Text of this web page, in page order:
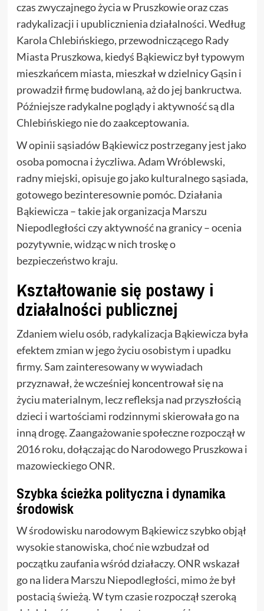
czas zwyczajnego życia w Pruszkowie oraz czas
radykalizacji i upublicznienia działalności. Według
Karola Chlebińskiego, przewodniczącego Rady
Miasta Pruszkowa, kiedyś Bąkiewicz był typowym
mieszkańcem miasta, mieszkał w dzielnicy Gąsin i
prowadził firmę budowlaną, aż do jej bankructwa.
Późniejsze radykalne poglądy i aktywność są dla
Chlebińskiego nie do zaakceptowania.
W opinii sąsiadów Bąkiewicz postrzegany jest jako
osoba pomocna i życzliwa. Adam Wróblewski,
radny miejski, opisuje go jako kulturalnego sąsiada,
gotowego bezinteresownie pomóc. Działania
Bąkiewicza – takie jak organizacja Marszu
Niepodległości czy aktywność na granicy – ocenia
pozytywnie, widząc w nich troskę o
bezpieczeństwo kraju.
Kształtowanie się postawy i
działalności publicznej
Zdaniem wielu osób, radykalizacja Bąkiewicza była
efektem zmian w jego życiu osobistym i upadku
firmy. Sam zainteresowany w wywiadach
przyznawał, że wcześniej koncentrował się na
życiu materialnym, lecz refleksja nad przyszłością
dzieci i wartościami rodzinnymi skierowała go na
inną drogę. Zaangażowanie społeczne rozpoczął w
2016 roku, dołączając do Narodowego Pruszkowa i
mazowieckiego ONR.
Szybka ścieżka polityczna i dynamika
środowisk
W środowisku narodowym Bąkiewicz szybko objął
wysokie stanowiska, choć nie wzbudzał od
początku zaufania wśród działaczy. ONR wskazał
go na lidera Marszu Niepodległości, mimo że był
postacią świeżą. W tym czasie rozpoczął szeroką